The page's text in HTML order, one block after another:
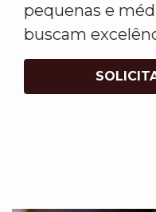
pequenas e
buscam